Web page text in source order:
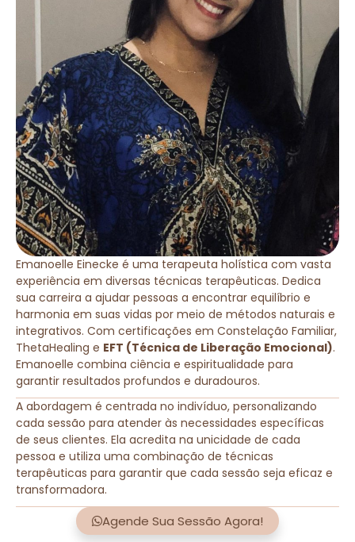
Emanoelle Einecke é uma terapeuta holística com vasta
experiência em diversas técnicas terapêuticas. Dedica
sua carreira a ajudar pessoas a encontrar equilíbrio e
harmonia em suas vidas por meio de métodos naturais e
integrativos. Com certificações em Constelação Familiar,
ThetaHealing e EFT (Técnica de Liberação Emocional).
Emanoelle combina ciência e espiritualidade para
garantir resultados profundos e duradouros.
A abordagem é centrada no indivíduo, personalizando
cada sessão para atender às necessidades específicas
de seus clientes. Ela acredita na unicidade de cada
pessoa e utiliza uma combinação de técnicas
terapêuticas para garantir que cada sessão seja eficaz e
transformadora.
Agende Sua Sessão Agora!